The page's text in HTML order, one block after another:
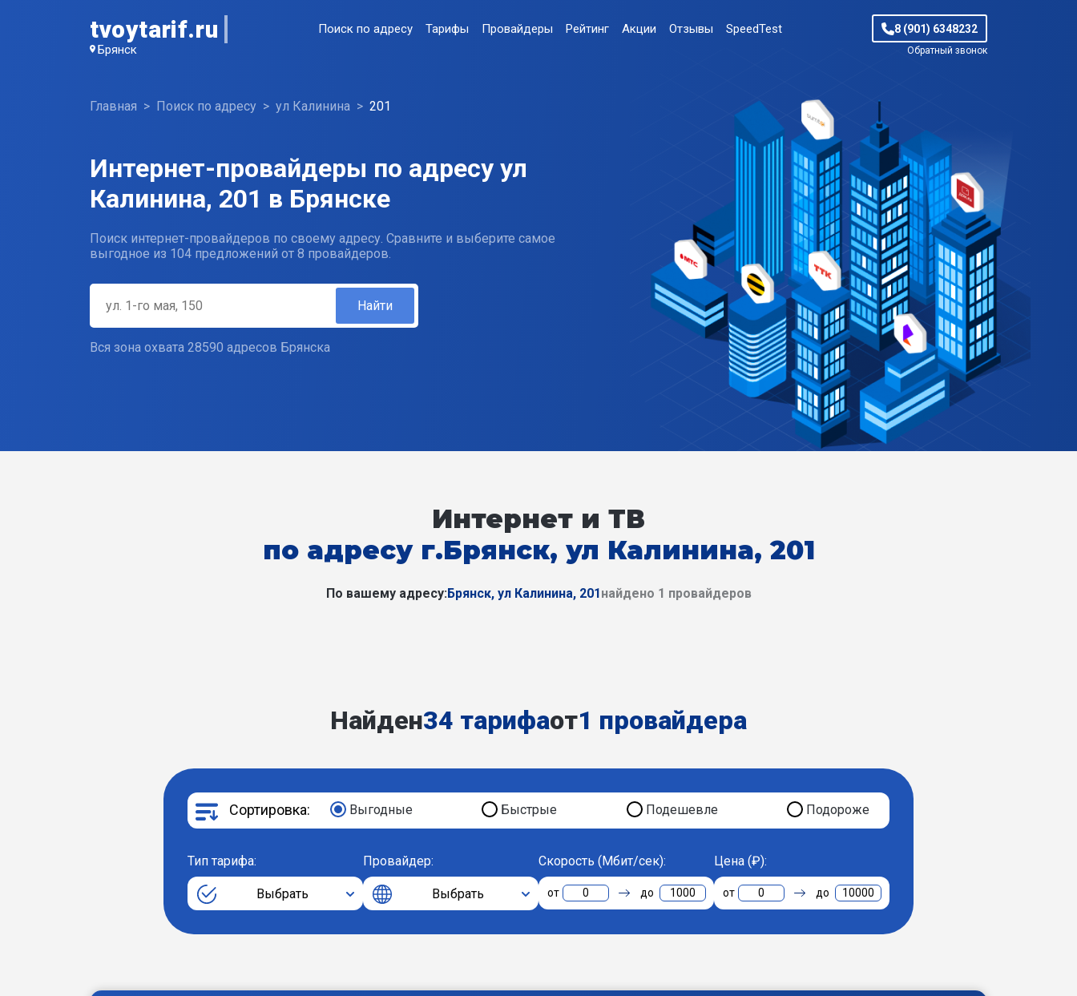
tvoytarif.ru
Брянск
Поиск по адресу Тарифы Провайдеры Рейтинг Акции Отзывы SpeedTest 8 (901) 6348232
Обратный звонок
Главная Поиск по адресу ул Калинина 201
Интернет-провайдеры по адресу ул
Калинина, 201 в Брянске
Поиск интернет-провайдеров по своему адресу. Сравните и выберите самое
выгодное из 104 предложений от 8 провайдеров.
Найти
Вся зона охвата 28590 адресов Брянска
Интернет и ТВ
по адресу г.Брянск, ул Калинина, 201
По вашему адресу: Брянск, ул Калинина, 201 найдено 1 провайдеров
Найден34 тарифаот1 провайдера
Сортировка: Выгодные Быстрые Подешевле Подороже
Тип тарифа:
Выбрать
Провайдер:
Выбрать
Скорость (Мбит/сек):
0 1000
Цена (₽):
0 10000